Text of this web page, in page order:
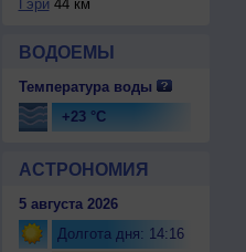
Гэри 44 км
ВОДОЕМЫ
Температура воды
+23 °C
АСТРОНОМИЯ
5 августа 2026
Долгота дня: 14:16